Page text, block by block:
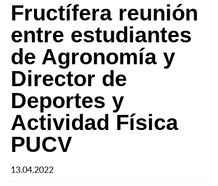
Fructífera reunión
entre estudiantes
de Agronomía y
Director de
Deportes y
Actividad Física
PUCV
13.04.2022